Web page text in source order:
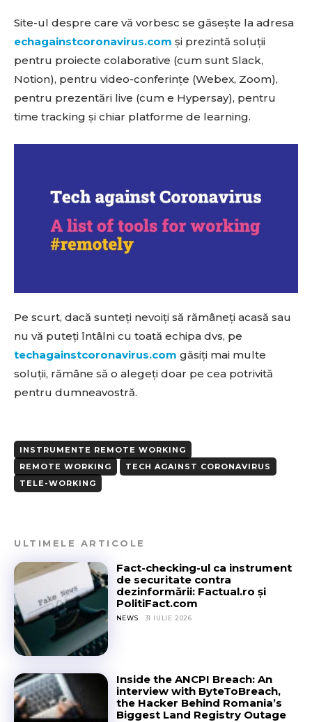
Site-ul despre care vă vorbesc se găsește la adresa
echagainstcoronavirus.com și prezintă soluții
pentru proiecte colaborative (cum sunt Slack,
Notion), pentru video-conferințe (Webex, Zoom),
pentru prezentări live (cum e Hypersay), pentru
time tracking și chiar platforme de learning.
Pe scurt, dacă sunteți nevoiți să rămâneți acasă sau
nu vă puteți întâlni cu toată echipa dvs, pe
techagainstcoronavirus.com găsiți mai multe
soluții, rămâne să o alegeți doar pe cea potrivită
pentru dumneavostră.
INSTRUMENTE REMOTE WORKING
REMOTE WORKING
TECH AGAINST CORONAVIRUS
TELE-WORKING
ULTIMELE ARTICOLE
Fact-checking-ul ca instrument
de securitate contra
dezinformării: Factual.ro și
PolitiFact.com
NEWS 31 IULIE 2026
Inside the ANCPI Breach: An
interview with ByteToBreach,
the Hacker Behind Romania’s
Biggest Land Registry Outage